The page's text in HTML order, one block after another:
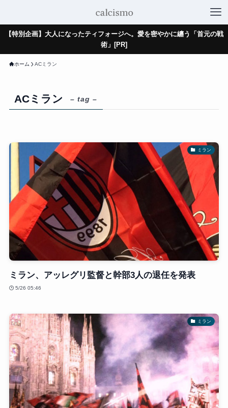
【特別企画】大人になったティフォージへ。愛を密やかに纏う「首元の戦
術」[PR]
ホーム ACミラン
ACミラン – tag –
ミラン
ミラン、アッレグリ監督と幹部3人の退任を発表
5/26 05:46
ミラン